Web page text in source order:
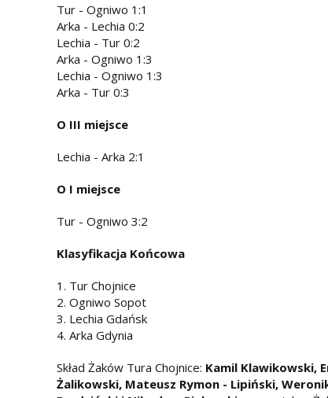
Tur - Ogniwo 1:1
Arka - Lechia 0:2
Lechia - Tur 0:2
Arka - Ogniwo 1:3
Lechia - Ogniwo 1:3
Arka - Tur 0:3
O III miejsce
Lechia - Arka 2:1
O I miejsce
Tur - Ogniwo 3:2
Klasyfikacja Końcowa
1. Tur Chojnice
2. Ogniwo Sopot
3. Lechia Gdańsk
4. Arka Gdynia
Skład Żaków Tura Chojnice: Kamil Klawikowski,
Żalikowski, Mateusz Rymon - Lipiński,